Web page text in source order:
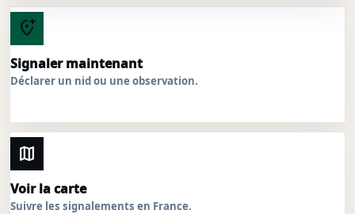
add_location_alt
Signaler maintenant
Déclarer un nid ou une observation.
map
Voir la carte
Suivre les signalements en France.